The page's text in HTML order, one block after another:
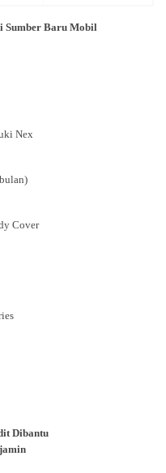
Sumber Baru Mobil
Nex
Cover
Dibantu